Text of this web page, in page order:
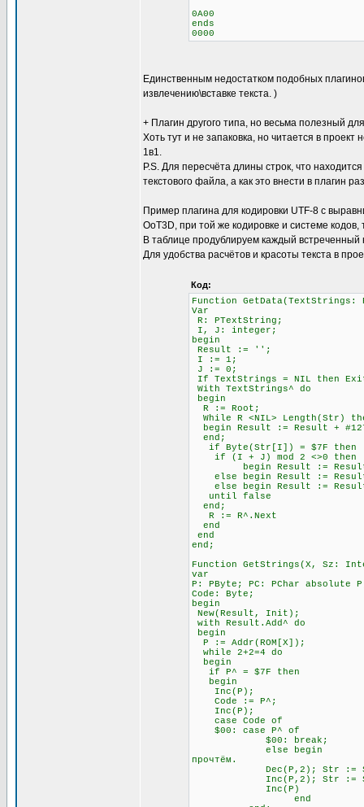
0A00
ends
0000
Единственным недостатком подобных
извлечению\вставке текста. )
+ Плагин другого типа, но весьма полезный
Хоть тут и не запаковка, но читается в проект
1в1.
P.S. Для пересчёта длины строк, что
текстового файла, а как это внести в плагин
Пример плагина для кодировки UTF-8 с
OoT3D, при той же кодировке и системе
В таблице продублируем каждый
Для удобства расчётов и красоты текста в
Код:
Function
Var
R: PTextString;
I, J: integer;
begin
Result := '';
I := 1; \\ Счётчик
J := 0; \\
If TextStrings = NIL then
With TextStrings^ do
begin
R := Root;
While R <NIL>
begin Result := Result +
end;
if Byte(Str[I]) = $7F
if (I + J) mod 2 <>0
begin Result := Result +
else begin Result := Result
else begin Result := Result
until false \\ Всё это
end;
R := R^.Next
end
end
end;
Function GetStrings(X, Sz:
var
P: PByte; PC: PChar absolute
Code: Byte;
begin
New(Result, Init);
with Result.Add^ do
begin
P := Addr(ROM[X]);
while 2+2=4 do \\
begin
if P^ = $7F then \\
begin
Inc(P); \\
Code := P^;
Inc(P);
case Code of
$00: case P^ of
$00: break; \\ А за
else begin \\ Если за
прочтём.
Dec(P,2); Str := Str
Inc(P,2); Str := Str
Inc(P)
end